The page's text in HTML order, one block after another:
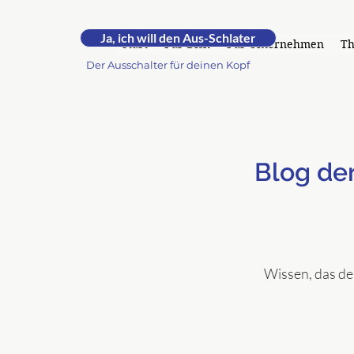
RUHE.by Andrea -
Der Ausschalter für deinen Kopf
Start Für Dich Für Unternehmen
Ja, ich will den Aus-Schlater
Blog
Wissen, das